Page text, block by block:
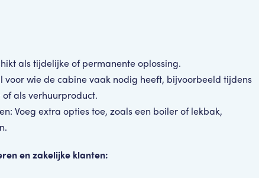
als tijdelijke of permanente oplossing.
voor wie de cabine vaak nodig heeft, bijvoorbeeld tijdens
als verhuurproduct.
Voeg extra opties toe, zoals een boiler of lekbak,
en zakelijke klanten: